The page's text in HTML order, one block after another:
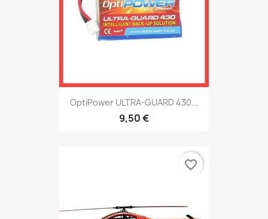
OptiPower ULTRA-GUARD 430...
9,50 €
favorite_border